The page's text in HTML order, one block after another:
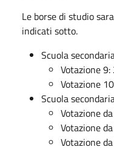
Le borse di studio
indicati sotto.
Scuola
Votazione
Votazione
Scuola
Votazione
Votazione
Votazione